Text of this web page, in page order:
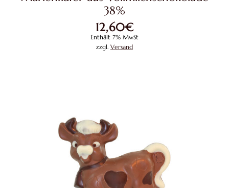
38%
12,60€
Enthält 7% MwSt
zzgl. Versand